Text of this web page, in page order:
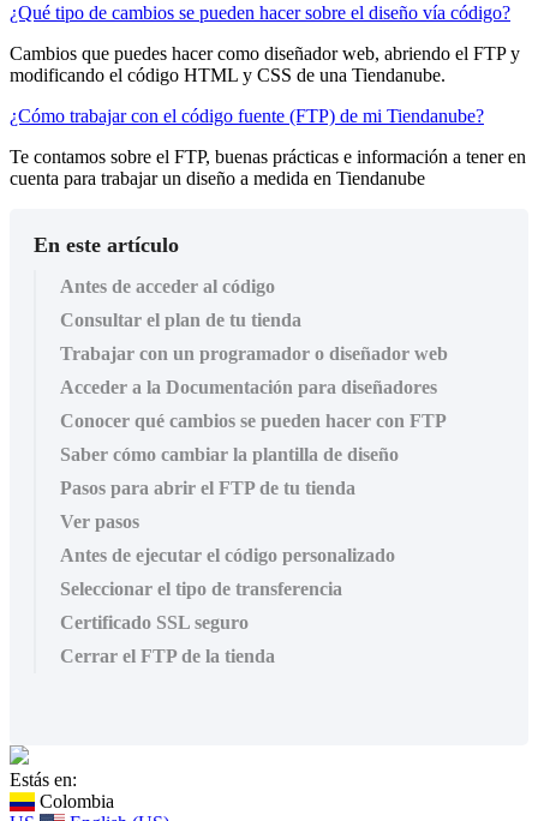
¿Qué tipo de cambios se pueden hacer sobre el diseño vía código?
Cambios que puedes hacer como diseñador web, abriendo el FTP y
modificando el código HTML y CSS de una Tiendanube.
¿Cómo trabajar con el código fuente (FTP) de mi Tiendanube?
Te contamos sobre el FTP, buenas prácticas e información a tener en
cuenta para trabajar un diseño a medida en Tiendanube
En este artículo
Antes de acceder al código
Consultar el plan de tu tienda
Trabajar con un programador o diseñador web
Acceder a la Documentación para diseñadores
Conocer qué cambios se pueden hacer con FTP
Saber cómo cambiar la plantilla de diseño
Pasos para abrir el FTP de tu tienda
Ver pasos
Antes de ejecutar el código personalizado
Seleccionar el tipo de transferencia
Certificado SSL seguro
Cerrar el FTP de la tienda
Estás en:
Colombia